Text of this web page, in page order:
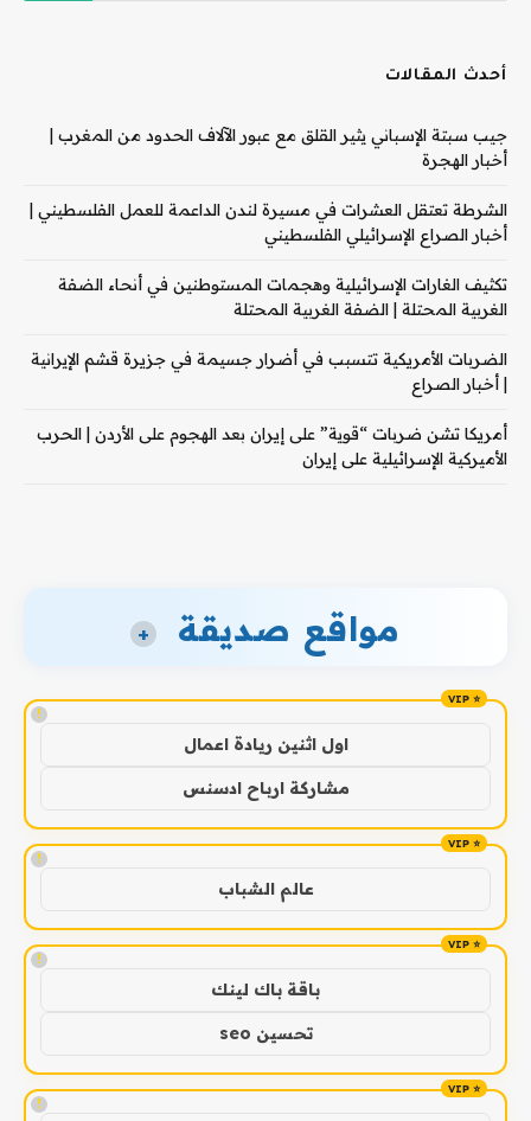
أحدث المقالات
جيب سبتة الإسباني يثير القلق مع عبور الآلاف الحدود من المغرب |
أخبار الهجرة
الشرطة تعتقل العشرات في مسيرة لندن الداعمة للعمل الفلسطيني |
أخبار الصراع الإسرائيلي الفلسطيني
تكثيف الغارات الإسرائيلية وهجمات المستوطنين في أنحاء الضفة
الغربية المحتلة | الضفة الغربية المحتلة
الضربات الأمريكية تتسبب في أضرار جسيمة في جزيرة قشم الإيرانية
| أخبار الصراع
أمريكا تشن ضربات “قوية” على إيران بعد الهجوم على الأردن | الحرب
الأميركية الإسرائيلية على إيران
مواقع صديقة +
!
اول اثنين ريادة اعمال
مشاركة ارباح ادسنس
!
عالم الشباب
!
باقة باك لينك
تحسين seo
!